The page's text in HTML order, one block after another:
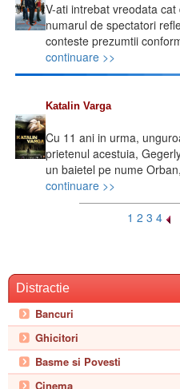
Distractie
Bancuri
Ghicitori
Basme si Povesti
Cinema
V-ati intrebat vreodata
numarul de spectatori
conteste prezumtii
continuare >>
Katalin Varga
Cu 11 ani in urma,
prietenul acestuia,
un baietel pe nume
continuare >>
1 2 3 4